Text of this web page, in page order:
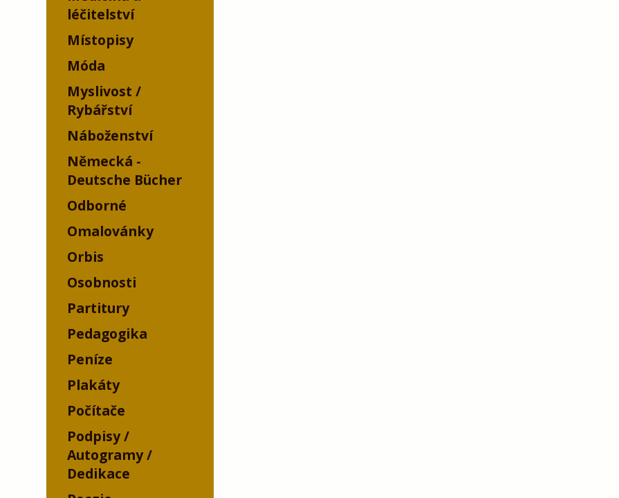
léčitelství
Místopisy
Móda
Myslivost /
Rybářství
Náboženství
Německá -
Deutsche Bücher
Odborné
Omalovánky
Orbis
Osobnosti
Partitury
Pedagogika
Peníze
Plakáty
Počítače
Podpisy /
Autogramy /
Dedikace